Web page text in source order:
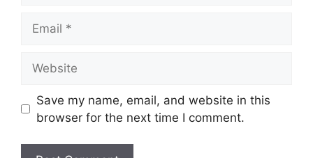
Save my name, email, and website in this
browser for the next time I comment.